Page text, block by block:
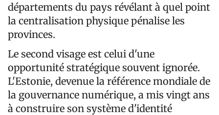
départements du pays révélant à quel point
la centralisation physique pénalise les
provinces.
Le second visage est celui d'une
opportunité stratégique souvent ignorée.
L'Estonie, devenue la référence mondiale de
la gouvernance numérique, a mis vingt ans
à construire son système d'identité